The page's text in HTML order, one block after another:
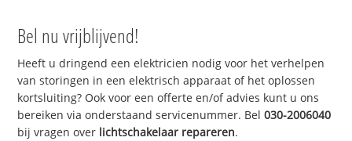
Bel nu vrijblijvend!
Heeft u dringend een elektricien nodig voor het verhelpen
van storingen in een elektrisch apparaat of het oplossen
kortsluiting? Ook voor een offerte en/of advies kunt u ons
bereiken via onderstaand servicenummer. Bel030-2006040
bij vragen over lichtschakelaar repareren.